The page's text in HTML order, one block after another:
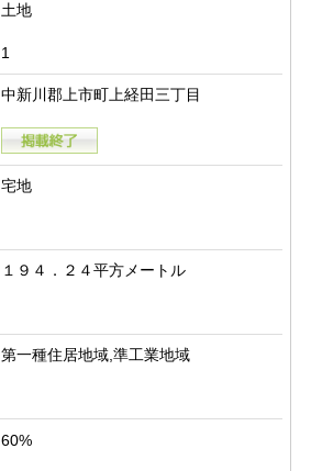
土地
1
中新川郡上市町上経田三丁目
宅地
１９４．２４平方メートル
第一種住居地域,準工業地域
60%